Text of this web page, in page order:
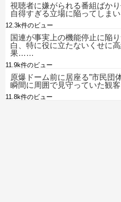
視聴者に嫌がられる番組ばか
自得すぎる立場に陥ってしま
12.3k件のビュー
国連が事実上の機能停止に陥
白、特に役に立たないくせに
果……
11.9k件のビュー
原爆ドーム前に居座る”市民団
瞬間に周囲で見守っていた観
11.8k件のビュー